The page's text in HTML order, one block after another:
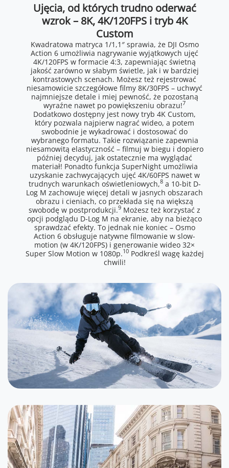
Ujęcia, od których trudno oderwać
wzrok – 8K, 4K/120FPS i tryb 4K
Custom
Kwadratowa matryca 1/1,1″ sprawia, że DJI Osmo
Action 6 umożliwia nagrywanie wyjątkowych ujęć
4K/120FPS w formacie 4:3, zapewniając świetną
jakość zarówno w słabym świetle, jak i w bardziej
kontrastowych scenach. Możesz też rejestrować
niesamowicie szczegółowe filmy 8K/30FPS – uchwyć
najmniejsze detale i miej pewność, że pozostaną
wyraźne nawet po powiększeniu obrazu!7
Dodatkowo dostępny jest nowy tryb 4K Custom,
który pozwala najpierw nagrać wideo, a potem
swobodnie je wykadrować i dostosować do
wybranego formatu. Takie rozwiązanie zapewnia
niesamowitą elastyczność – filmuj w biegu i dopiero
później decyduj, jak ostatecznie ma wyglądać
materiał! Ponadto funkcja SuperNight umożliwia
uzyskanie zachwycających ujęć 4K/60FPS nawet w
trudnych warunkach oświetleniowych,8a 10-bit D-
Log M zachowuje więcej detali w jasnych obszarach
obrazu i cieniach, co przekłada się na większą
swobodę w postprodukcji.9 Możesz też korzystać z
opcji podglądu D-Log M na ekranie, aby na bieżąco
sprawdzać efekty. To jednak nie koniec – Osmo
Action 6 obsługuje natywne filmowanie w slow-
motion (w 4K/120FPS) i generowanie wideo 32×
Super Slow Motion w 1080p.10Podkreśl wagę każdej
chwili!